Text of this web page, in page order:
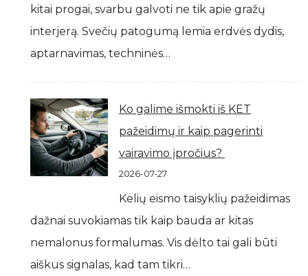
kitai progai, svarbu galvoti ne tik apie gražų
interjerą. Svečių patogumą lemia erdvės dydis,
aptarnavimas, techninės…
Ko galime išmokti iš KET
pažeidimų ir kaip pagerinti
vairavimo įpročius?
2026-07-27
Kelių eismo taisyklių pažeidimas
dažnai suvokiamas tik kaip bauda ar kitas
nemalonus formalumas. Vis dėlto tai gali būti
aiškus signalas, kad tam tikri…